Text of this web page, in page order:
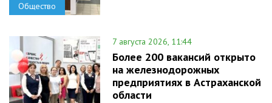
Общество
7 августа 2026, 11:44
Более 200 вакансий открыто
на железнодорожных
предприятиях в Астраханской
области